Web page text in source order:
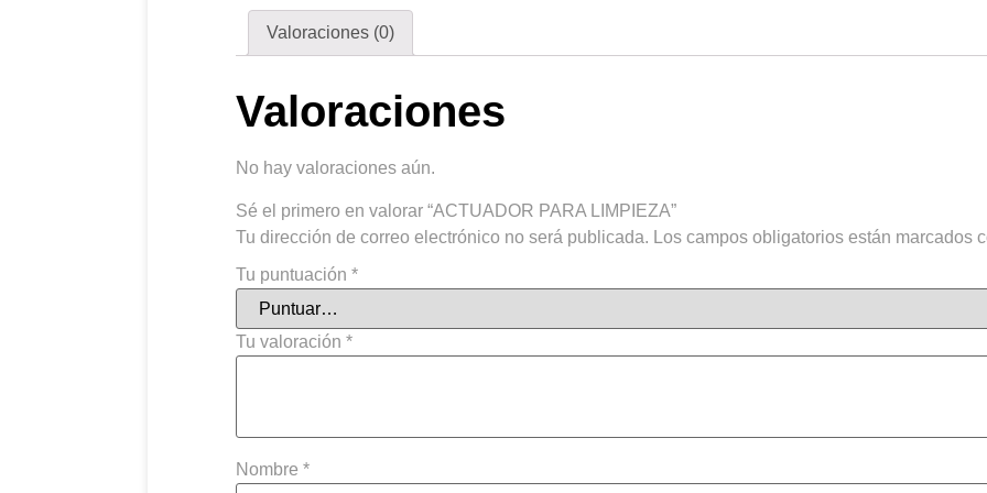
Valoraciones (0)
Valoraciones
No hay valoraciones aún.
Sé el primero en valorar “ACTUADOR PARA LIMPIEZA”
Tu dirección de correo electrónico no será publicada. Los campos obligatorios están marcados
Tu puntuación*
Tu valoración*
Nombre*